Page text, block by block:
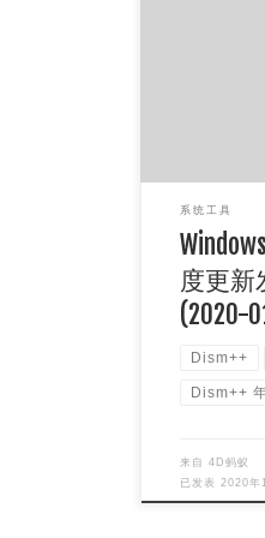
系统工具
度更新
(2020-
Dism++
Dism++
来自4D蚂蚁
已发表 2020年